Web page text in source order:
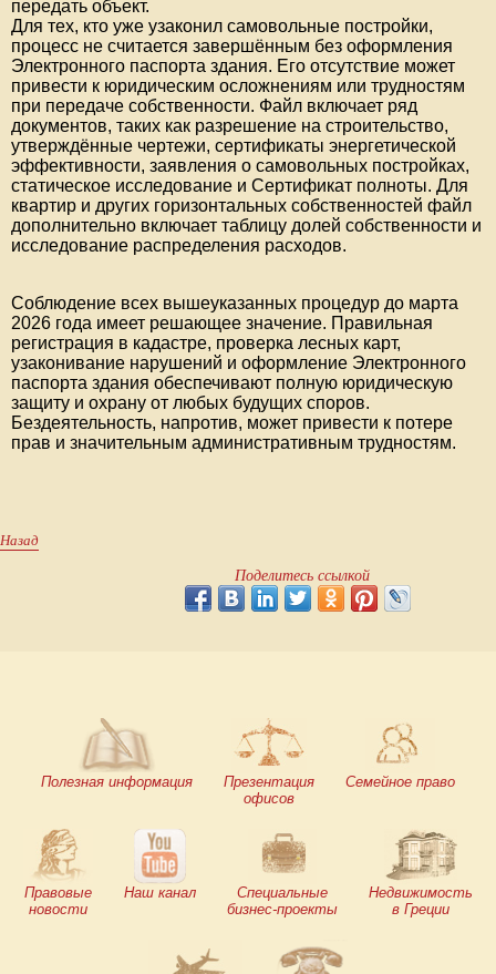
передать объект.
Для тех, кто уже узаконил самовольные постройки,
процесс не считается завершённым без оформления
Электронного паспорта здания. Его отсутствие может
привести к юридическим осложнениям или трудностям
при передаче собственности. Файл включает ряд
документов, таких как разрешение на строительство,
утверждённые чертежи, сертификаты энергетической
эффективности, заявления о самовольных постройках,
статическое исследование и Сертификат полноты. Для
квартир и других горизонтальных собственностей файл
дополнительно включает таблицу долей собственности и
исследование распределения расходов.
Соблюдение всех вышеуказанных процедур до марта
2026 года имеет решающее значение. Правильная
регистрация в кадастре, проверка лесных карт,
узаконивание нарушений и оформление Электронного
паспорта здания обеспечивают полную юридическую
защиту и охрану от любых будущих споров.
Бездеятельность, напротив, может привести к потере
прав и значительным административным трудностям.
Назад
Поделитесь ссылкой
Полезная информация
Презентация
офисов
Семейное право
Правовые
новости
Наш канал
Специальные
бизнес-проекты
Недвижимость
в Греции